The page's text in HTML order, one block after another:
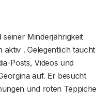
Minderjährigkeit
aktiv . Gelegentlich taucht
Posts, Videos und
auf. Er besucht
und roten Teppiche